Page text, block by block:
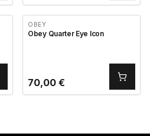
OBEY
Obey Quarter Eye Icon
70,00 €